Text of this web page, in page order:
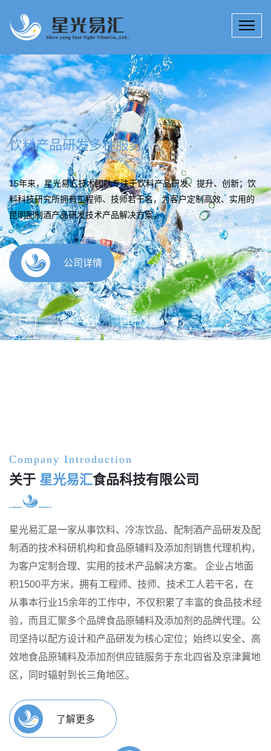
饮料产品研发多种服务
15年来，星光易汇技术团队专注于饮料产品研发、提升、创新；饮
料科技研究所拥有工程师、技师若干名，为客户定制高效、实用的
昆明配制酒产品研发技术产品解决方案。
公司详情
Company Introduction
关于 星光易汇食品科技有限公司
星光易汇是一家从事饮料、冷冻饮品、配制酒产品研发及配
制酒的技术科研机构和食品原辅料及添加剂销售代理机构，
为客户定制合理、实用的技术产品解决方案。 企业占地面
积1500平方米，拥有工程师、技师、技术工人若干名，在
从事本行业15余年的工作中，不仅积累了丰富的食品技术经
验，而且汇聚多个品牌食品原辅料及添加剂的品牌代理。公
司坚持以配方设计和产品研发为核心定位；始终以安全、高
效地食品原辅料及添加剂供应链服务于东北四省及京津冀地
区，同时辐射到长三角地区。
了解更多